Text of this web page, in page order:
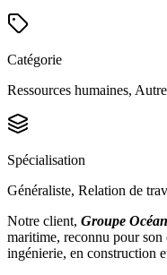
Catégorie
Ressources humaines, Autre
Spécialisation
Généraliste, Relation de
Notre client, Groupe Océan
maritime, reconnu pour son
ingénierie, en construction